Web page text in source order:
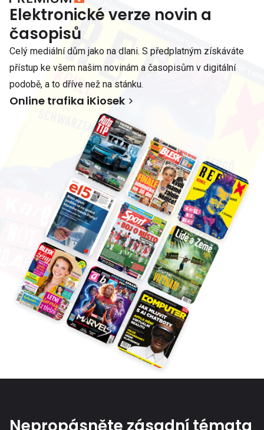
Elektronické verze novin a
časopisů
Celý mediální dům jako na dlani. S předplatným získáváte
přístup ke všem našim novinám a časopisům v digitální
podobě, a to dříve než na stánku.
Online trafika iKiosek